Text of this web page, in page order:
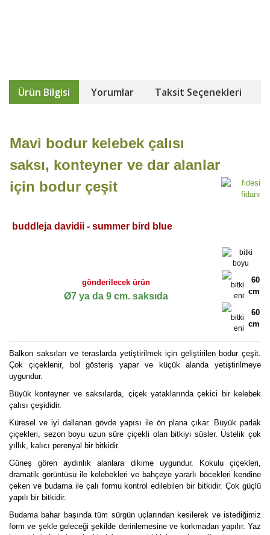
Ürün Bilgisi Yorumlar Taksit Seçenekleri
Mavi bodur kelebek çalısı
saksı, konteyner ve dar alanlar
için bodur çeşit
buddleja davidii - summer bird blue
gönderilecek ürün
Ø7 ya da 9 cm. saksıda
60
cm
60
cm
Balkon saksıları ve teraslarda yetiştirilmek için geliştirilen bodur çeşit.
Çok çiçeklenir, bol gösteriş yapar ve küçük alanda yetiştirilmeye
uygundur.
Büyük konteyner ve saksılarda, çiçek yataklarında çekici bir kelebek
çalısı çeşididir.
Küresel ve iyi dallanan gövde yapısı ile ön plana çıkar. Büyük parlak
çiçekleri, sezon boyu uzun süre çiçekli olan bitkiyi süsler. Üstelik çok
yıllık, kalıcı perenyal bir bitkidir.
Güneş gören aydınlık alanlara dikime uygundur. Kokulu çiçekleri,
dramatik görüntüsü ile kelebekleri ve bahçeye yararlı böcekleri kendine
çeken ve budama ile çalı formu kontrol edilebilen bir bitkidir. Çok güçlü
yapılı bir bitkidir.
Budama bahar başında tüm sürgün uçlarından kesilerek ve istediğimiz
form ve şekle geleceği şekilde derinlemesine ve korkmadan yapılır. Yaz